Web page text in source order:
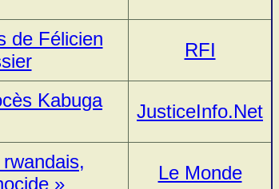
de Félicien
RFI
Kabuga
JusticeInfo.Net
»
Le Monde